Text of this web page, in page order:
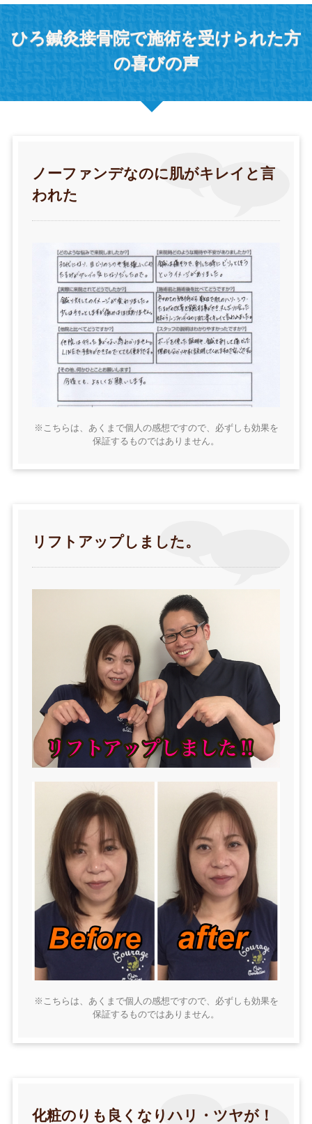
ひろ鍼灸接骨院で施術を受けられた方
の喜びの声
ノーファンデなのに肌がキレイと言
われた
※こちらは、あくまで個人の感想ですので、必ずしも効果を
保証するものではありません。
リフトアップしました。
※こちらは、あくまで個人の感想ですので、必ずしも効果を
保証するものではありません。
化粧のりも良くなりハリ・ツヤが！